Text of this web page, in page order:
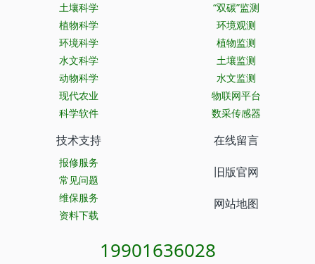
土壤科学
植物科学
环境科学
水文科学
动物科学
现代农业
科学软件
“双碳”监测
环境观测
植物监测
土壤监测
水文监测
物联网平台
数采传感器
技术支持
报修服务
常见问题
维保服务
资料下载
在线留言
旧版官网
网站地图
19901636028